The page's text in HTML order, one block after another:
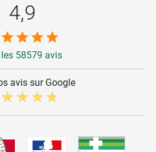
4,9
58579 avis
avis sur Google